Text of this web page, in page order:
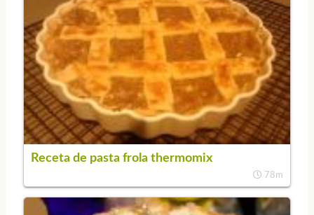
Receta de pasta frola thermomix
78m